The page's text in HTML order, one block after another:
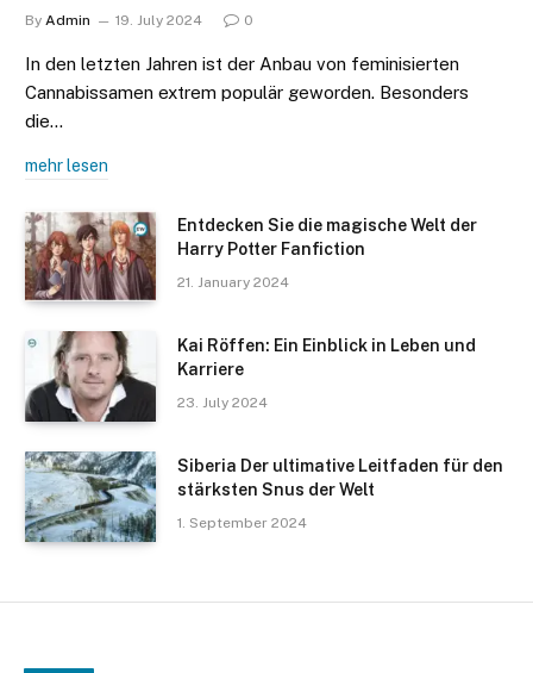
By Admin 19. July 2024 0
In den letzten Jahren ist der Anbau von feminisierten
Cannabissamen extrem populär geworden. Besonders
die…
mehr lesen
Entdecken Sie die magische Welt der
Harry Potter Fanfiction
21. January 2024
Kai Röffen: Ein Einblick in Leben und
Karriere
23. July 2024
Siberia Der ultimative Leitfaden für den
stärksten Snus der Welt
1. September 2024